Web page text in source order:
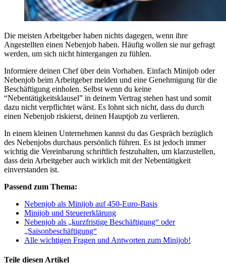
Die meisten Arbeitgeber haben nichts dagegen, wenn ihre
Angestellten einen Nebenjob haben. Häufig wollen sie nur gefragt
werden, um sich nicht hintergangen zu fühlen.
Informiere deinen Chef über dein Vorhaben. Einfach Minijob oder
Nebenjob beim Arbeitgeber melden und eine Genehmigung für die
Beschäftigung einholen. Selbst wenn du keine
“Nebentätigkeitsklausel” in deinem Vertrag stehen hast und somit
dazu nicht verpflichtet wärst. Es lohnt sich nicht, dass du durch
einen Nebenjob riskierst, deinen Hauptjob zu verlieren.
In einem kleinen Unternehmen kannst du das Gespräch bezüglich
des Nebenjobs durchaus persönlich führen. Es ist jedoch immer
wichtig die Vereinbarung schriftlich festzuhalten, um klarzustellen,
dass dein Arbeitgeber auch wirklich mit der Nebentätigkeit
einverstanden ist.
Passend zum Thema:
Nebenjob als Minijob auf 450-Euro-Basis
Minijob und Steuererklärung
Nebenjob als „kurzfristige Beschäftigung“ oder
„Saisonbeschäftigung“
Alle wichtigen Fragen und Antworten zum Minijob!
Teile diesen Artikel